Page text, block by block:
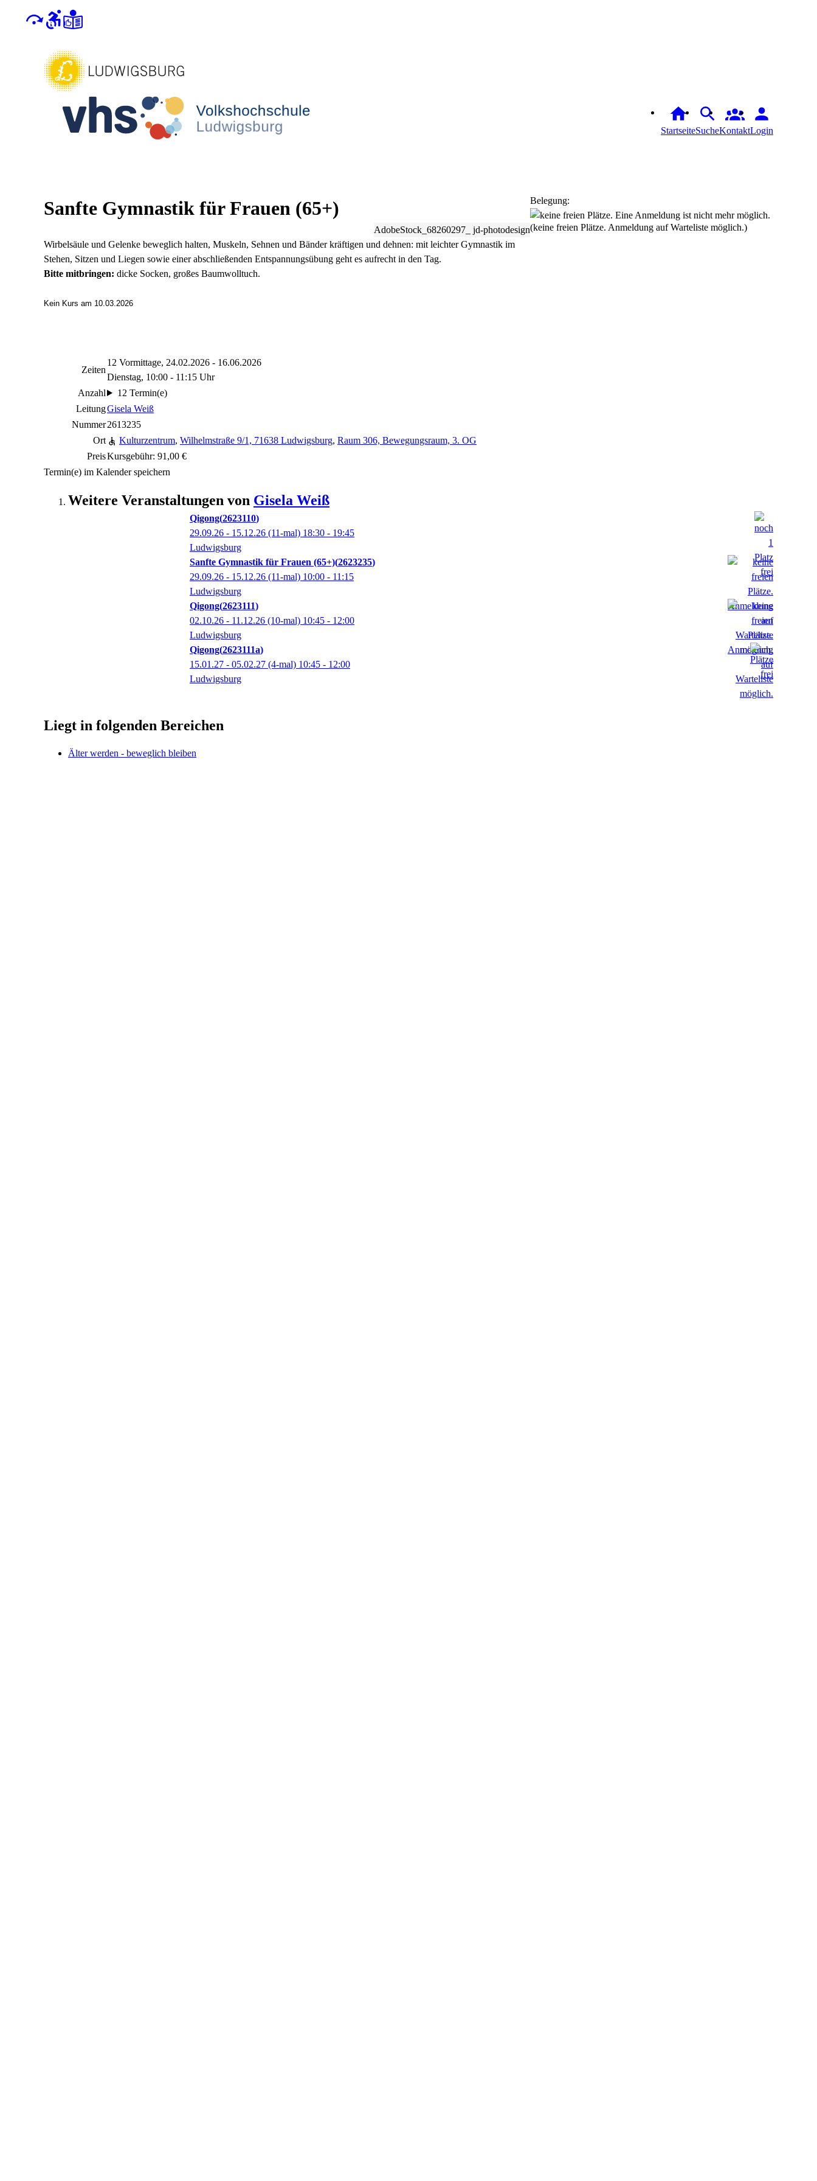
StartseiteSuche Login
Sanfte Gymnastik für Frauen (65+)
AdobeStock_68260297_ jd-photodesign
Wirbelsäule und Gelenke beweglich halten, Muskeln, Sehnen und Bänder kräftigen und dehnen: mit leichter Gymnastik im
Stehen, Sitzen und Liegen sowie einer abschließenden Entspannungsübung geht es aufrecht in den Tag.
Bitte mitbringen: dicke Socken, großes Baumwolltuch.
Kein Kurs am 10.03.2026
Zeiten
12 Vormittage, 24.02.2026 - 16.06.2026
Dienstag, 10:00 - 11:15 Uhr
Anzahl
12 Termin(e)
LeitungGisela Weiß
Nummer2613235
Ort
Kulturzentrum, Wilhelmstraße 9/1, 71638 Ludwigsburg, Raum 306, Bewegungsraum, 3. OG
PreisKursgebühr: 91,00 €
Belegung:
(keine freien Plätze. Anmeldung auf Warteliste möglich.)
Termin(e) im Kalender speichern
Weitere Veranstaltungen von Gisela Weiß
Qigong 2623110
29.09.26 - 15.12.26 (11-mal) 18:30 - 19:45
Ludwigsburg
Sanfte Gymnastik für Frauen (65+) 2623235
29.09.26 - 15.12.26 (11-mal) 10:00 - 11:15
Ludwigsburg
Qigong 2623111
02.10.26 - 11.12.26 (10-mal) 10:45 - 12:00
Ludwigsburg
Qigong 2623111a
15.01.27 - 05.02.27 (4-mal) 10:45 - 12:00
Ludwigsburg
Liegt in folgenden Bereichen
Älter werden - beweglich bleiben